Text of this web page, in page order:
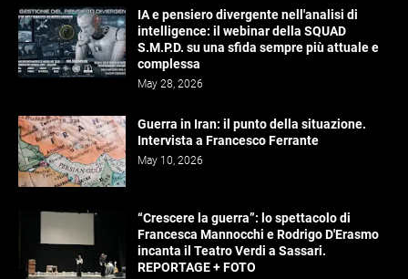
IA e pensiero divergente nell'analisi di
intelligence: il webinar della SQUAD
S.M.P.D. su una sfida sempre più attuale e
complessa
May 28, 2026
Guerra in Iran: il punto della situazione.
Intervista a Francesco Ferrante
May 10, 2026
“Crescere la guerra”: lo spettacolo di
Francesca Mannocchi e Rodrigo D'Erasmo
incanta il Teatro Verdi a Sassari.
REPORTAGE + FOTO